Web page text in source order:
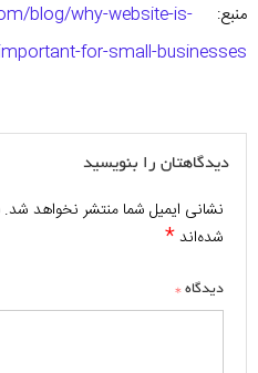
منبع: blog/why-website-is-
for-small-businesses/
دیدگاهتان را بنویسید
نشانی ایمیل شما منتشر نخواهد شد.
شده‌اند*
دیدگاه *